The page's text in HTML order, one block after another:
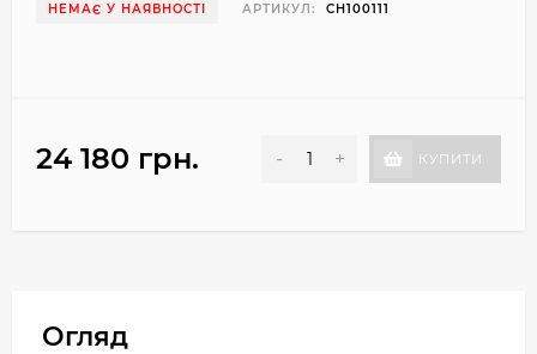
НЕМАЄ У НАЯВНОСТІ АРТИКУЛ: CH100111
24 180 грн. - + КУПИТИ
Огляд